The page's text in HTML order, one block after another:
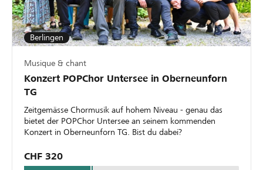
Berlingen
Musique & chant
Konzert POPChor Untersee in Oberneunforn
TG
Zeitgemässe Chormusik auf hohem Niveau - genau das
bietet der POPChor Untersee an seinem kommenden
Konzert in Oberneunforn TG. Bist du dabei?
CHF 320